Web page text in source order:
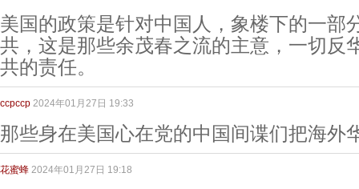
美国的政策是针对中国人，象楼下的一部
共，这是那些余茂春之流的主意，一切反
共的责任。
ccpccp 2024年01月27日 19:33
那些身在美国心在党的中国间谍们把海外
花蜜蜂 2024年01月27日 19:18